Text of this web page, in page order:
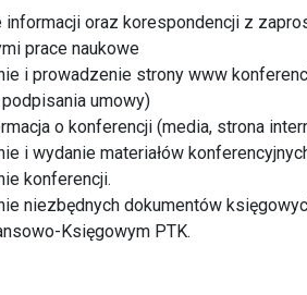
informacji oraz korespondencji z
prace naukowe
i prowadzenie strony www
umowy)
o konferencji (media, strona
i wydanie materiałów
konferencji.
niezbędnych dokumentów
Księgowym PTK.